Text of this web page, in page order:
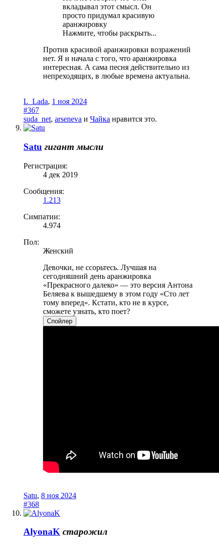
вкладывал этот смысл. Он
просто придумал красивую
аранжировку
Нажмите, чтобы раскрыть...
Против красивой аранжировки возражений
нет. Я и начала с того, что аранжировка
интересная. А сама песня действительно из
непреходящих, в любые времена актуальна.
L_Lada, 1 ноя 2024
#367
suda_net, arseneva и Чайка нравится это.
Satu гигант мысли
Регистрация:
4 дек 2019
Сообщения:
1.213
Симпатии:
4.974
Пол:
Женский
Девочки, не ссорьтесь. Лучшая на
сегодняшний день аранжировка
«Прекрасного далеко» — это версия Антона
Беляева к вышедшему в этом году «Сто лет
тому вперед». Кстати, кто не в курсе,
сможете узнать, кто поет?
Спойлер
Satu, 8 ноя 2024
#368
AlyonaK старожил